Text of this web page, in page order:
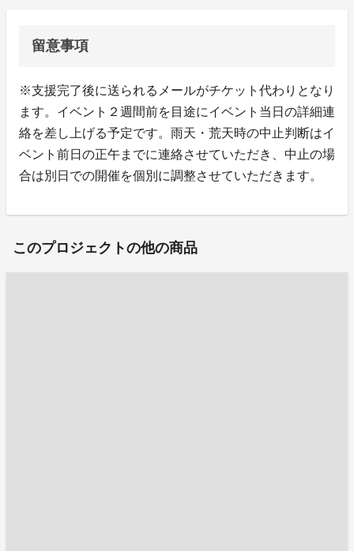
留意事項
※支援完了後に送られるメールがチケット代わりとなり
ます。イベント２週間前を目途にイベント当日の詳細連
絡を差し上げる予定です。雨天・荒天時の中止判断はイ
ベント前日の正午までに連絡させていただき、中止の場
合は別日での開催を個別に調整させていただきます。
このプロジェクトの他の商品